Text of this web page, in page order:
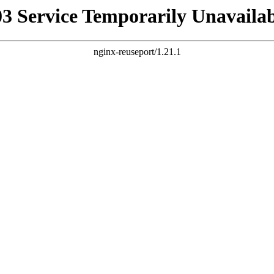
Service Temporarily
nginx-reuseport/1.21.1